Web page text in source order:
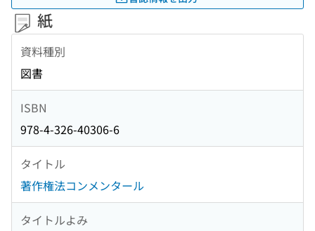
紙
資料種別
図書
ISBN
978-4-326-40306-6
タイトル
著作権法コンメンタール
タイトルよみ